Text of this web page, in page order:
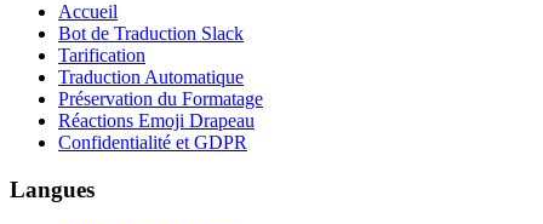
Accueil
Bot de Traduction Slack
Tarification
Traduction Automatique
Préservation du Formatage
Réactions Emoji Drapeau
Confidentialité et GDPR
Langues